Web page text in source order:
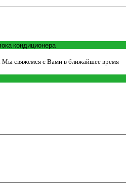
кондиционера
Мы свяжемся с Вами в ближайшее время